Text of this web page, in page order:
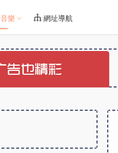
音樂 網址導航